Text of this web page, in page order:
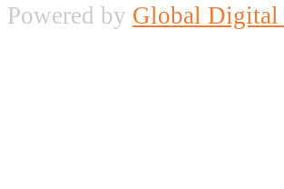
Powered by Global Digital